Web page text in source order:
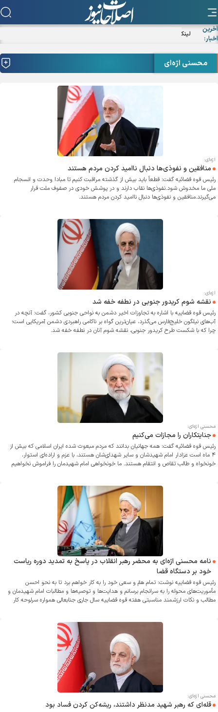
آخرین
اخبار:
لینک اصلاحات نیوز در شبکه‌های اجتماعی «بله» و «ایتا»
محسنی اژه‌ای
اژه‌ای:
منافقین و نفوذی‌ها دنبال ناامید کردن مردم هستند
رئیس قوه قضائیه گفت: قطعاً باید بیش از گذشته مراقبت کنیم تا مبادا وحدت و انسجام
ملی ما مخدوش شود.نفوذی‌ها نقاب دارند و در پوشش خودی در صفوف ملت قرار
می‌گیرند.منافقین و نفوذی‌ها دنبال ناامید کردن مردم هستند.
اژه‌ای:
نقشه شوم کریدور جنوبی در نطفه خفه شد
رئیس قوه قضاییه با اشاره به تجاوزات اخیر دشمن به نواحی جنوبی کشور، گفت: آنچه در
آب‌های نیلگون خلیج‌فارس می‌گذرد، عیان‌ترین گواه بر ناکامی راهبردی دشمن آمریکایی است؛
چرا که با شکست طرح کریدور جنوبی، نقشه‌ شوم آنان در نطفه خفه شد.
محسنی اژه‌ای:
جنایتکاران را مجازات می‌کنیم
رئیس قوه قضائیه گفت: همه جهانیان بدانند که مردم مبعوث شده ایران اسلامی که بیش از
۴ ماه است عزادار امام شهیدشان و سایر شهدای‌شان هستند، با عزم و اراده‌ای استوار،
خونخواه و طالب تقاص و انتقام هستند. ما خونخواهی امام شهیدمان را فراموش نخواهیم
نامه محسنی اژه‌ای به محضر رهبر انقلاب در پاسخ به تمدید دوره ریاست
خود بر دستگاه قضا
رئیس قوه قضاییه نوشت: تمام همّ و سعی خود را به کار خواهم برد تا به نحو احسن
مأموریت‌های محوله را به سرانجام برسانم و هدایت‌ها و توصیه‌ها و مطالبات امام شهیدمان و
مطالب و نکات ارزشمند مناسبتی هفته قوه قضاییه سال جاری جنابعالی همواره سرلوحه کار
محسنی اژه‌ای:
قله‌ای که رهبر شهید مدنظر داشتند، ریشه‌کن کردن فساد بود